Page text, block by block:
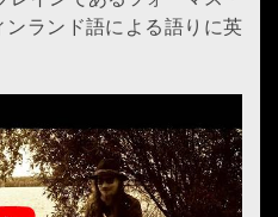
ンランド語による語りに英